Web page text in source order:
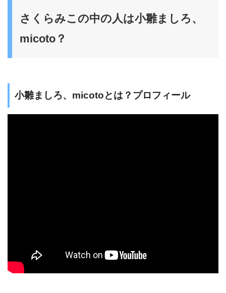
さくらみこの中の人は小雛ましろ、
micoto？
小雛ましろ、micotoとは？プロフィール